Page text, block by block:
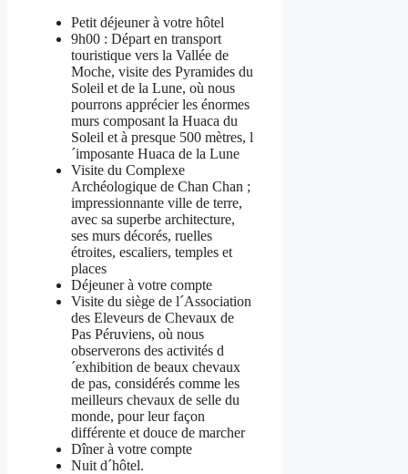
Petit déjeuner à votre hôtel
9h00 : Départ en transport
touristique vers la Vallée de
Moche, visite des Pyramides du
Soleil et de la Lune, où nous
pourrons apprécier les énormes
murs composant la Huaca du
Soleil et à presque 500 mètres, l
´imposante Huaca de la Lune
Visite du Complexe
Archéologique de Chan Chan ;
impressionnante ville de terre,
avec sa superbe architecture,
ses murs décorés, ruelles
étroites, escaliers, temples et
places
Déjeuner à votre compte
Visite du siège de l´Association
des Eleveurs de Chevaux de
Pas Péruviens, où nous
observerons des activités d
´exhibition de beaux chevaux
de pas, considérés comme les
meilleurs chevaux de selle du
monde, pour leur façon
différente et douce de marcher
Dîner à votre compte
Nuit d´hôtel.